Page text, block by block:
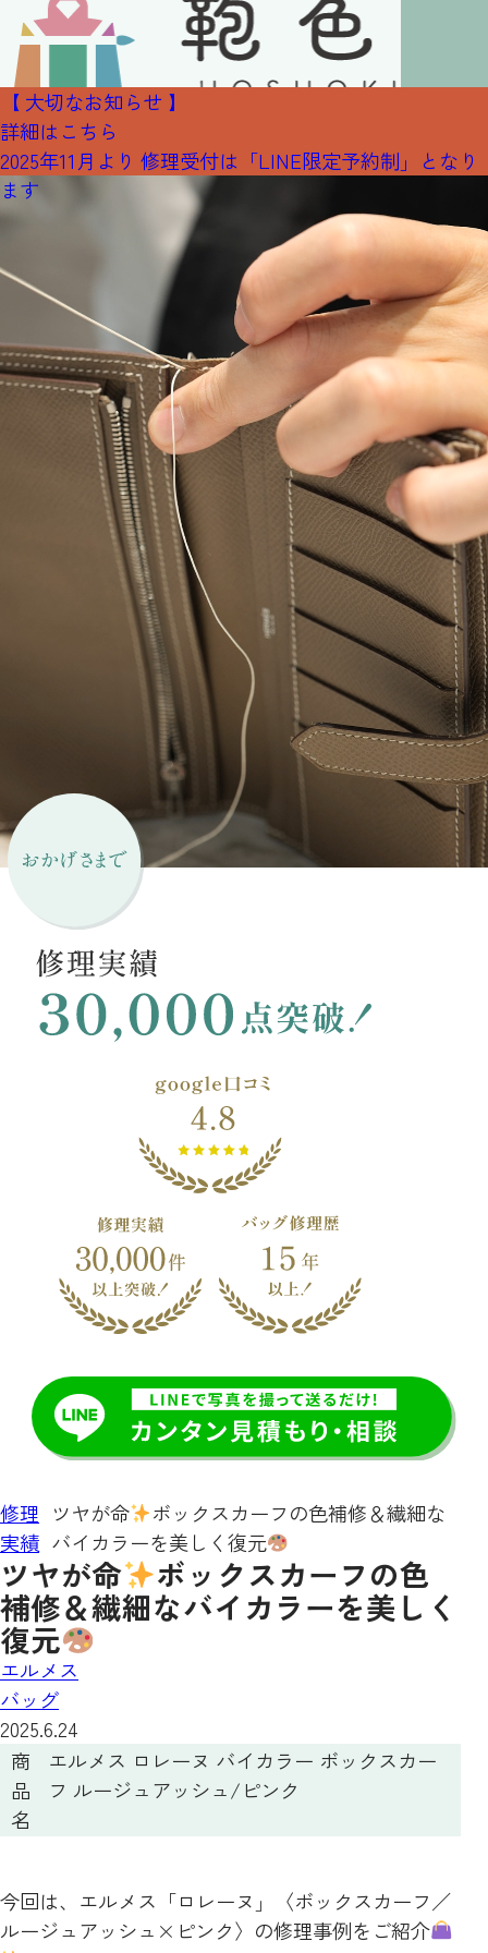
【 大切なお知らせ 】
詳細はこちら
2025年11月より 修理受付は「LINE限定予約制」となり
ます
修理
実績
ツヤが命
ボックスカーフの色補修＆繊細な
バイカラーを美しく復元
ツヤが命 ボックスカーフの色
補修＆繊細なバイカラーを美しく
復元
エルメス
バッグ
2025.6.24
商
品
名
エルメス ロレーヌ バイカラー ボックスカー
フ ルージュアッシュ/ピンク
今回は、エルメス「ロレーヌ」〈ボックスカーフ／
ルージュアッシュ×ピンク〉の修理事例をご紹介